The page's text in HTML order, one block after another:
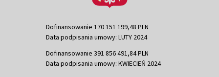
Dofinansowanie 170 151 199,48 PLN
Data podpisania umowy: LUTY 2024
Dofinansowanie 391 856 491,84 PLN
Data podpisania umowy: KWIECIEŃ 2024